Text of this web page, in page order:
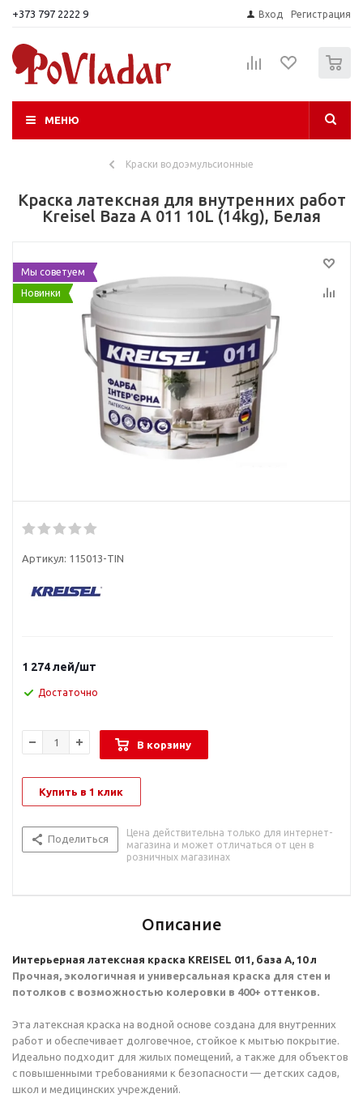
+373 797 2222 9 Вход Регистрация
МЕНЮ
Краски водоэмульсионные
Краска латексная для внутренних работ
Kreisel Baza A 011 10L (14kg), Белая
Мы советуем
Новинки
Артикул: 115013-TIN
1 274лей/шт
Достаточно
В корзину
Купить в 1 клик
Поделиться
Цена действительна только для интернет-
магазина и может отличаться от цен в
розничных магазинах
Описание
Интерьерная латексная краска KREISEL 011, база А, 10 л
Прочная, экологичная и универсальная краска для стен и
потолков с возможностью колеровки в 400+ оттенков.
Эта латексная краска на водной основе создана для внутренних
работ и обеспечивает долговечное, стойкое к мытью покрытие.
Идеально подходит для жилых помещений, а также для объектов
с повышенными требованиями к безопасности — детских садов,
школ и медицинских учреждений.